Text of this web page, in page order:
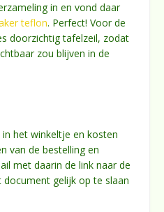
in en vond daar
teflon. Perfect! Voor de
doorzichtig tafelzeil, zodat
zou blijven in de
het winkeltje en kosten
van de bestelling en
met daarin de link naar de
document gelijk op te slaan